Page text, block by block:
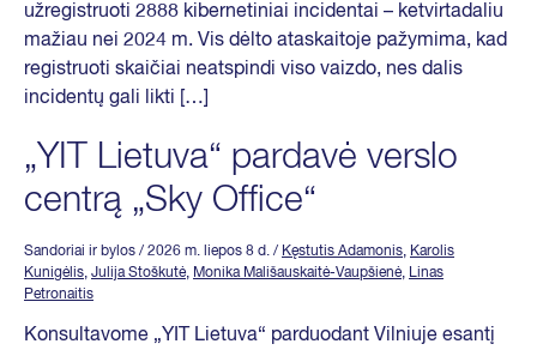
užregistruoti 2888 kibernetiniai incidentai – ketvirtadaliu
mažiau nei 2024 m. Vis dėlto ataskaitoje pažymima, kad
registruoti skaičiai neatspindi viso vaizdo, nes dalis
incidentų gali likti […]
„YIT Lietuva“ pardavė verslo
centrą „Sky Office“
Sandoriai ir bylos / 2026 m. liepos 8 d. / Kęstutis Adamonis, Karolis
Kunigėlis, Julija Stoškutė, Monika Mališauskaitė-Vaupšienė, Linas
Petronaitis
Konsultavome „YIT Lietuva“ parduodant Vilniuje esantį